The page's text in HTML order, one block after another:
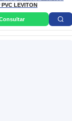
PVC LEVITON